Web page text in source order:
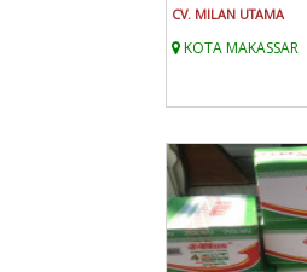
CV. MILAN UTAMA
KOTA MAKASSAR